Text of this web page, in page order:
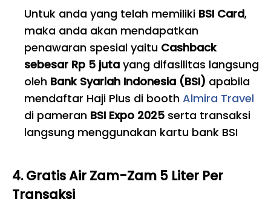
Untuk anda yang telah memiliki BSI Card,
maka anda akan mendapatkan
penawaran spesial yaitu Cashback
sebesar Rp 5 juta yang difasilitas langsung
oleh Bank Syariah Indonesia (BSI) apabila
mendaftar Haji Plus di booth Almira Travel
di pameran BSI Expo 2025 serta transaksi
langsung menggunakan kartu bank BSI
4. Gratis Air Zam-Zam 5 Liter Per
Transaksi